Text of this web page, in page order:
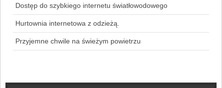
Dostęp do szybkiego internetu światłowodowego
Hurtownia internetowa z odzieżą.
Przyjemne chwile na świeżym powietrzu